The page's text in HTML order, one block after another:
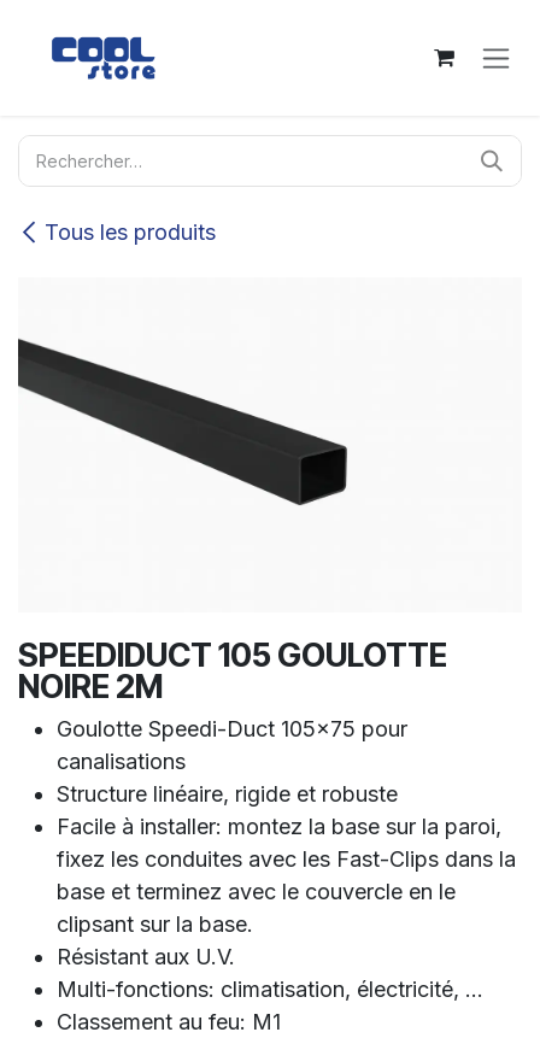
Tous les produits
SPEEDIDUCT 105 GOULOTTE
NOIRE 2M
Goulotte Speedi-Duct 105x75 pour
canalisations
Structure linéaire, rigide et robuste
Facile à installer: montez la base sur la paroi,
fixez les conduites avec les Fast-Clips dans la
base et terminez avec le couvercle en le
clipsant sur la base.
Résistant aux U.V.
Multi-fonctions: climatisation, électricité, ...
Classement au feu: M1